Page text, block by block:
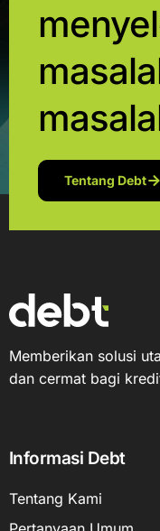
Tentang Debt
Memberikan solusi
dan cermat bagi
Informasi Debt
Tentang Kami